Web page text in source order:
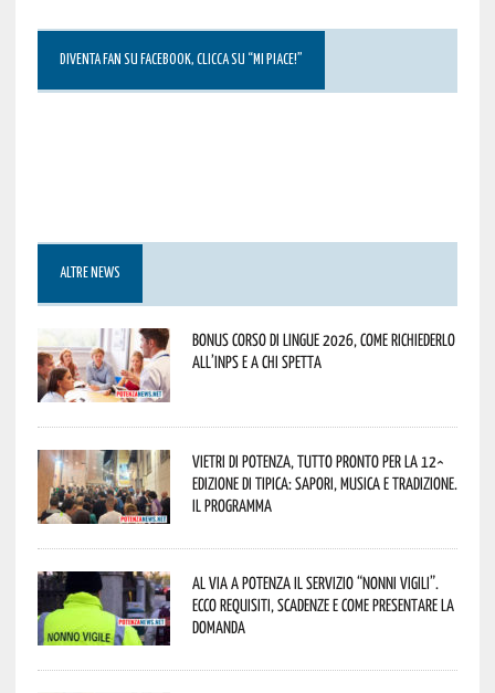
DIVENTA FAN SU FACEBOOK, CLICCA SU “MI PIACE!”
ALTRE NEWS
Bonus corso di lingue 2026, come richiederlo
all’INPS e a chi spetta
Vietri di Potenza, tutto pronto per la 12^
Edizione di Tipica: sapori, musica e tradizione.
Il programma
Al via a Potenza il servizio “Nonni Vigili”.
Ecco requisiti, scadenze e come presentare la
domanda